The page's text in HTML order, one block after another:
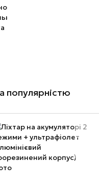
популярністю